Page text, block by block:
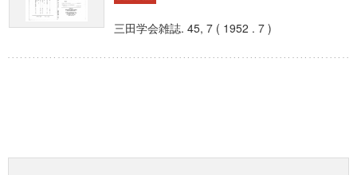
三田学会雑誌. 45, 7 ( 1952 . 7 )